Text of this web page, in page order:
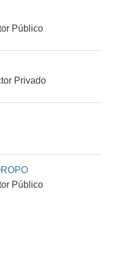
Público
Privado
Público